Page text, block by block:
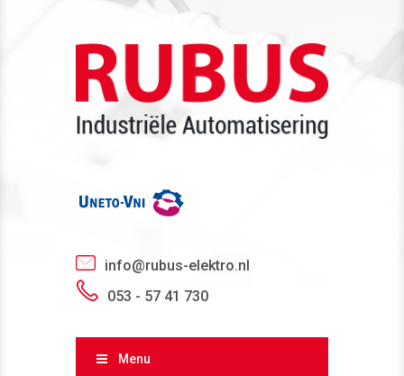
info@rubus-elektro.nl
053 - 57 41 730
Menu